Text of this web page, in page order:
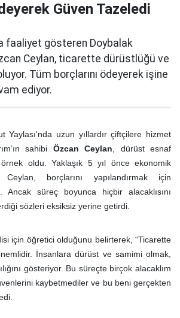
Güven Tazeledi
faaliyet gösteren Doybalak
Ceylan, ticarette dürüstlüğü ve
Tüm borçlarını ödeyerek işine
ediyor.
Yaylası'nda uzun yıllardır çiftçilere hizmet
sahibi Özcan Ceylan , dürüst esnaf
örnek oldu. Yaklaşık 5 yıl önce ekonomik
Ceylan, borçlarını yapılandırmak için
süreç boyunca hiçbir alacaklısını
sözleri eksiksiz yerine getirdi.
için öğretici olduğunu belirterek, “Ticarette
İnsanlara dürüst ve samimi olmak,
gösteriyor. Bu süreçte birçok alacaklım
kaybetmediler ve bu beni gerçekten